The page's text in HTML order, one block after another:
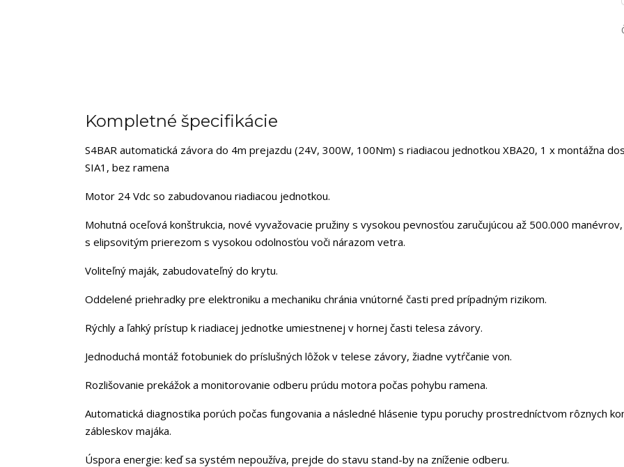
Kompletné špecifikácie
S4BAR automatická závora do 4m prejazdu (24V, 300W, 100Nm) s riadiacou jednotkou XBA20, 1 x montážna
SIA1, bez ramena
Motor 24 Vdc so zabudovanou riadiacou jednotkou.
Mohutná oceľová konštrukcia, nové vyvažovacie pružiny s vysokou pevnosťou zaručujúcou až 500.000
s elipsovitým prierezom s vysokou odolnosťou voči nárazom vetra.
Voliteľný maják, zabudovateľný do krytu.
Oddelené priehradky pre elektroniku a mechaniku chránia vnútorné časti pred prípadným rizikom.
Rýchly a ľahký prístup k riadiacej jednotke umiestnenej v hornej časti telesa závory.
Jednoduchá montáž fotobuniek do príslušných lôžok v telese závory, žiadne vytŕčanie von.
Rozlišovanie prekážok a monitorovanie odberu prúdu motora počas pohybu ramena.
Automatická diagnostika porúch počas fungovania a následné hlásenie typu poruchy prostredníctvom rôznych
zábleskov majáka.
Úspora energie: keď sa systém nepoužíva, prejde do stavu stand-by na zníženie odberu.